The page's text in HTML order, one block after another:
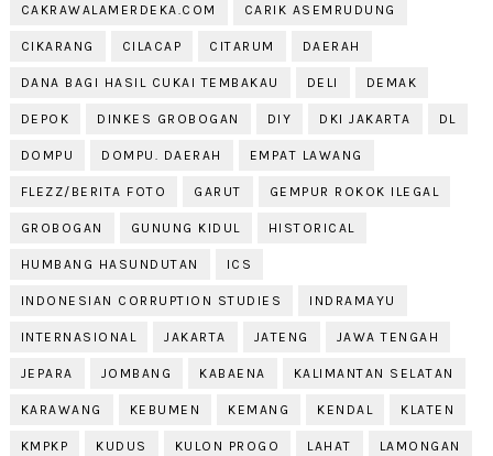
CAKRAWALAMERDEKA.COM CARIK ASEMRUDUNG
CIKARANG CILACAP CITARUM DAERAH
DANA BAGI HASIL CUKAI TEMBAKAU DELI DEMAK
DEPOK DINKES GROBOGAN DIY DKI JAKARTA DL
DOMPU DOMPU. DAERAH EMPAT LAWANG
FLEZZ/BERITA FOTO GARUT GEMPUR ROKOK ILEGAL
GROBOGAN GUNUNG KIDUL HISTORICAL
HUMBANG HASUNDUTAN ICS
INDONESIAN CORRUPTION STUDIES INDRAMAYU
INTERNASIONAL JAKARTA JATENG JAWA TENGAH
JEPARA JOMBANG KABAENA KALIMANTAN SELATAN
KARAWANG KEBUMEN KEMANG KENDAL KLATEN
KMPKP KUDUS KULON PROGO LAHAT LAMONGAN